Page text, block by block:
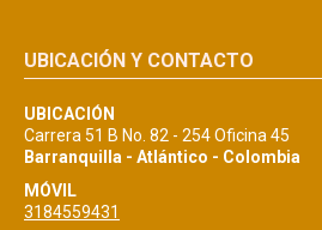
UBICACIÓN Y CONTACTO
UBICACIÓN
Carrera 51 B No. 82 - 254 Oficina 45
Barranquilla - Atlántico - Colombia
MÓVIL
3184559431